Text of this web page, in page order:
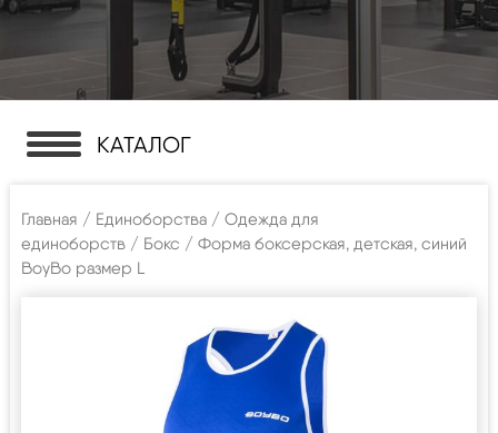
КАТАЛОГ
Главная / Единоборства / Одежда для
единоборств / Бокс / Форма боксерская, детская, синий
BoyBo размер L